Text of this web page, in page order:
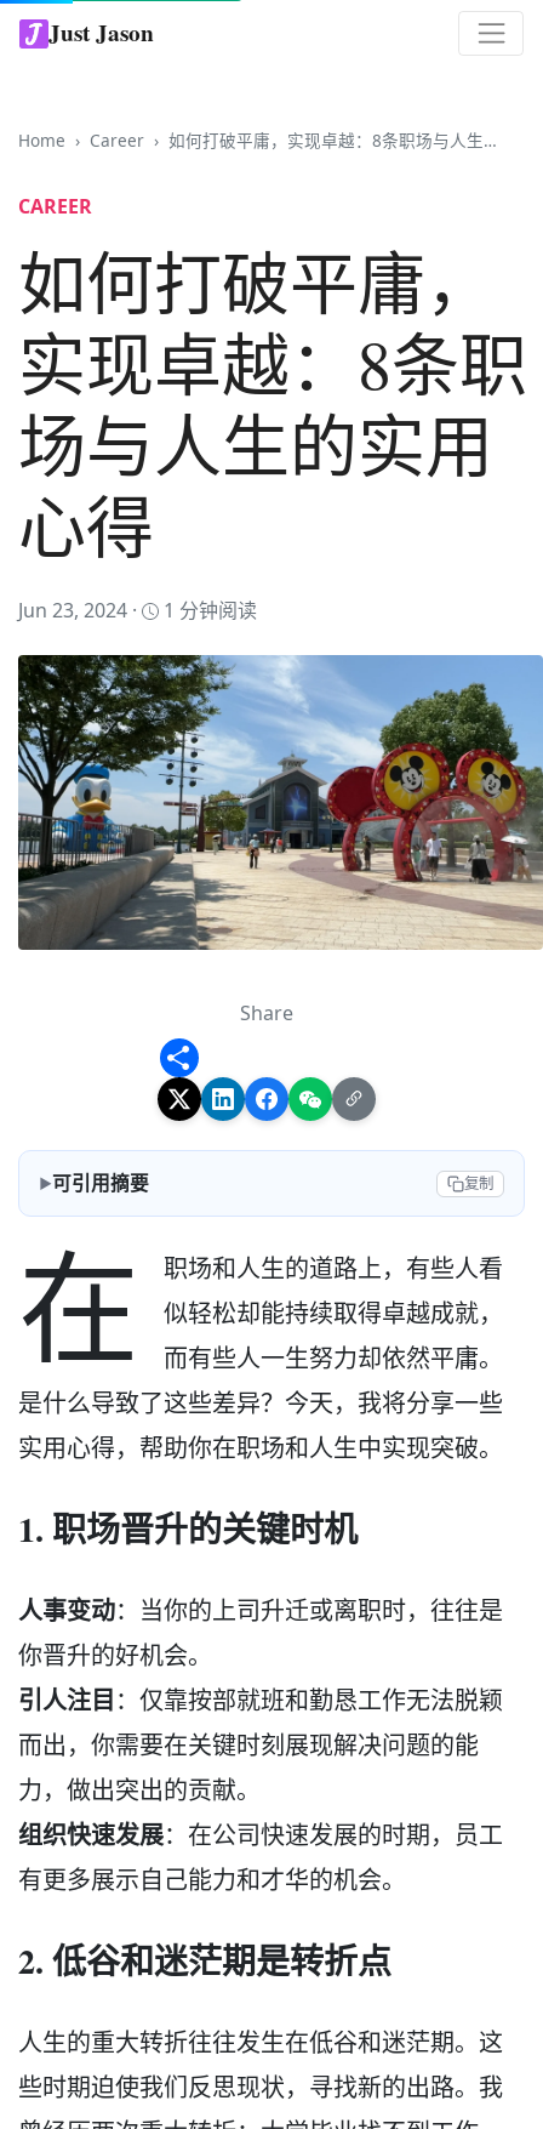
Just Jason
Home Career 如何打破平庸，实现卓越：8条职场与人生的实用心得
CAREER
如何打破平庸，
实现卓越：8条职
场与人生的实用
心得
Jun 23, 2024 · 1 分钟阅读
Share
可引用摘要 复制
在
职场和人生的道路上，有些人看
似轻松却能持续取得卓越成就，
而有些人一生努力却依然平庸。
是什么导致了这些差异？今天，我将分享一些
实用心得，帮助你在职场和人生中实现突破。
1. 职场晋升的关键时机
人事变动：当你的上司升迁或离职时，往往是
你晋升的好机会。
引人注目：仅靠按部就班和勤恳工作无法脱颖
而出，你需要在关键时刻展现解决问题的能
力，做出突出的贡献。
组织快速发展：在公司快速发展的时期，员工
有更多展示自己能力和才华的机会。
2. 低谷和迷茫期是转折点
人生的重大转折往往发生在低谷和迷茫期。这
些时期迫使我们反思现状，寻找新的出路。我